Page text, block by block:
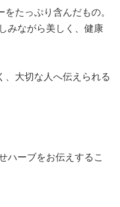
たっぷり含んだもの。
みながら美しく、健康
、大切な人へ伝えられる
ハーブをお伝えするこ